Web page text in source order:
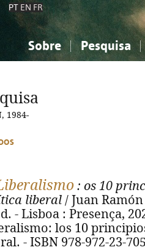
PT EN FR
Sobre Pesquisa
Ciências sociais...
Ciências sociais...
1984-
: os 10
liberal / Juan
- Lisboa : Presença,
los 10
- ISBN 978-972-23-